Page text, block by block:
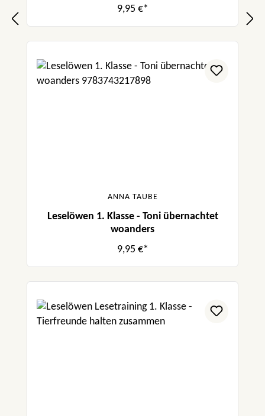
9,95 €*
ANNA TAUBE
Leselöwen 1. Klasse - Toni übernachtet
woanders
9,95 €*